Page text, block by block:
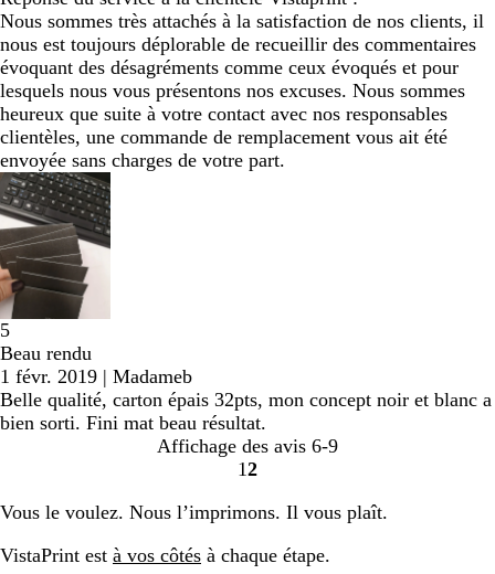
Nous sommes très attachés à la satisfaction de nos clients, il
nous est toujours déplorable de recueillir des commentaires
évoquant des désagréments comme ceux évoqués et pour
lesquels nous vous présentons nos excuses. Nous sommes
heureux que suite à votre contact avec nos responsables
clientèles, une commande de remplacement vous ait été
envoyée sans charges de votre part.
5
Beau rendu
1 févr. 2019 | Madameb
Belle qualité, carton épais 32pts, mon concept noir et blanc a
bien sorti. Fini mat beau résultat.
Affichage des avis 6-9
Accéder
la
page
1 Accéder
la
page
2
Vous le voulez. Nous l’imprimons. Il vous plaît.
VistaPrint est à vos côtés à chaque étape.